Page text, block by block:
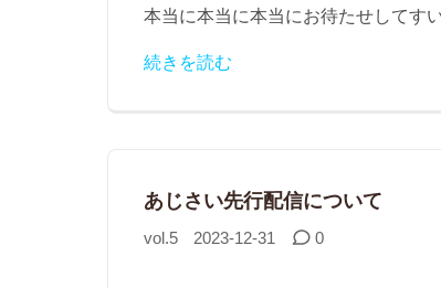
本当に本当に本当にお待たせしてす
続きを読む
あじさい先行配信について
vol.5 2023-12-31 0